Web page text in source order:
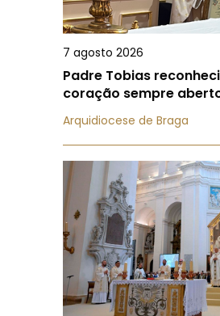
7 agosto 2026
Padre Tobias
coração sempre
Arquidiocese de Braga